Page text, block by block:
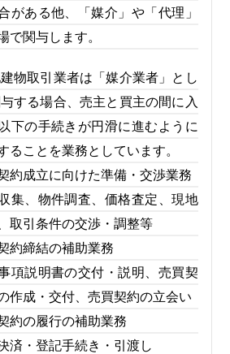
がある他、「媒介」や「代理」
で関与します。
物取引業者は「媒介業者」とし
する場合、売主と買主の間に入
下の手続きが円滑に進むように
ることを業務としています。
約成立に向けた準備・交渉業務
集、物件調査、価格査定、現地
取引条件の交渉・調整等
約締結の補助業務
項説明書の交付・説明、売買契
作成・交付、売買契約の立会い
約の履行の補助業務
済・登記手続き・引渡し